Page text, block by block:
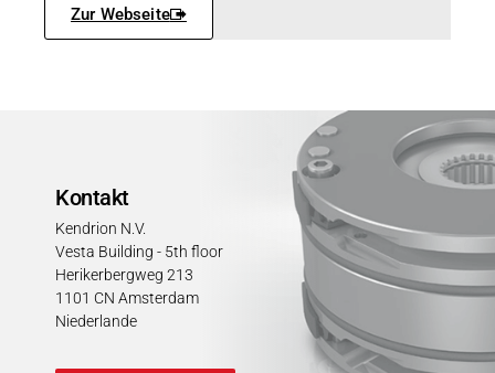
Zur Webseite
Kontakt
Kendrion N.V.
Vesta Building - 5th floor
Herikerbergweg 213
1101 CN Amsterdam
Niederlande